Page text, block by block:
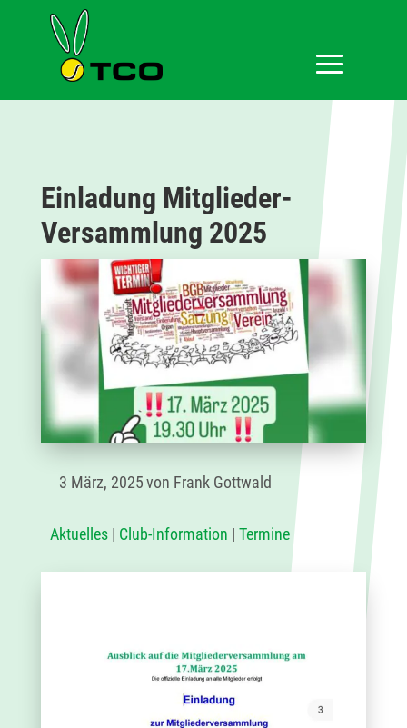
Einladung Mitglieder-
Versammlung 2025
3 März, 2025von Frank Gottwald
Aktuelles| Club-Information | Termine